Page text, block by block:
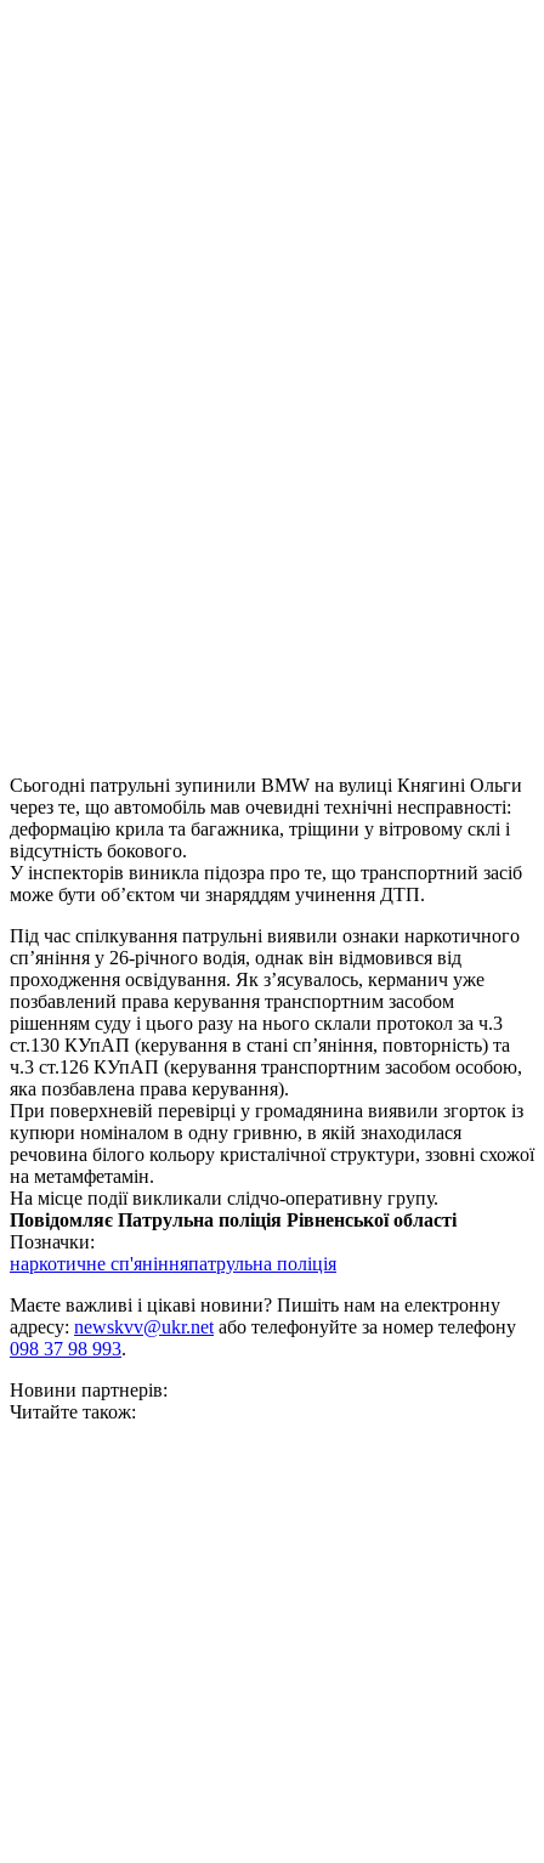
Сьогодні патрульні зупинили BMW на вулиці Княгині Ольги
через те, що автомобіль мав очевидні технічні несправності:
деформацію крила та багажника, тріщини у вітровому склі і
відсутність бокового.
У інспекторів виникла підозра про те, що транспортний засіб
може бути об’єктом чи знаряддям учинення ДТП.
Під час спілкування патрульні виявили ознаки наркотичного
сп’яніння у 26-річного водія, однак він відмовився від
проходження освідування. Як з’ясувалось, керманич уже
позбавлений права керування транспортним засобом
рішенням суду і цього разу на нього склали протокол за ч.3
ст.130 КУпАП (керування в стані сп’яніння, повторність) та
ч.3 ст.126 КУпАП (керування транспортним засобом особою,
яка позбавлена права керування).
При поверхневій перевірці у громадянина виявили згорток із
купюри номіналом в одну гривню, в якій знаходилася
речовина білого кольору кристалічної структури, ззовні схожої
на метамфетамін.
На місце події викликали слідчо-оперативну групу.
Повідомляє Патрульна поліція Рівненської області
Позначки:
наркотичне сп'янінняпатрульна поліція
Маєте важливі і цікаві новини? Пишіть нам на електронну
адресу: newskvv@ukr.netабо телефонуйте за номер телефону
098 37 98 993.
Новини партнерів:
Читайте також: